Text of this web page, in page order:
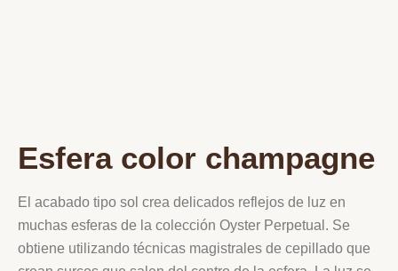
Esfera color champagne
El acabado tipo sol crea delicados reflejos de luz en
muchas esferas de la colección Oyster Perpetual. Se
obtiene utilizando técnicas magistrales de cepillado que